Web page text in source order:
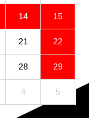
14 15
21 22
28 29
4 5